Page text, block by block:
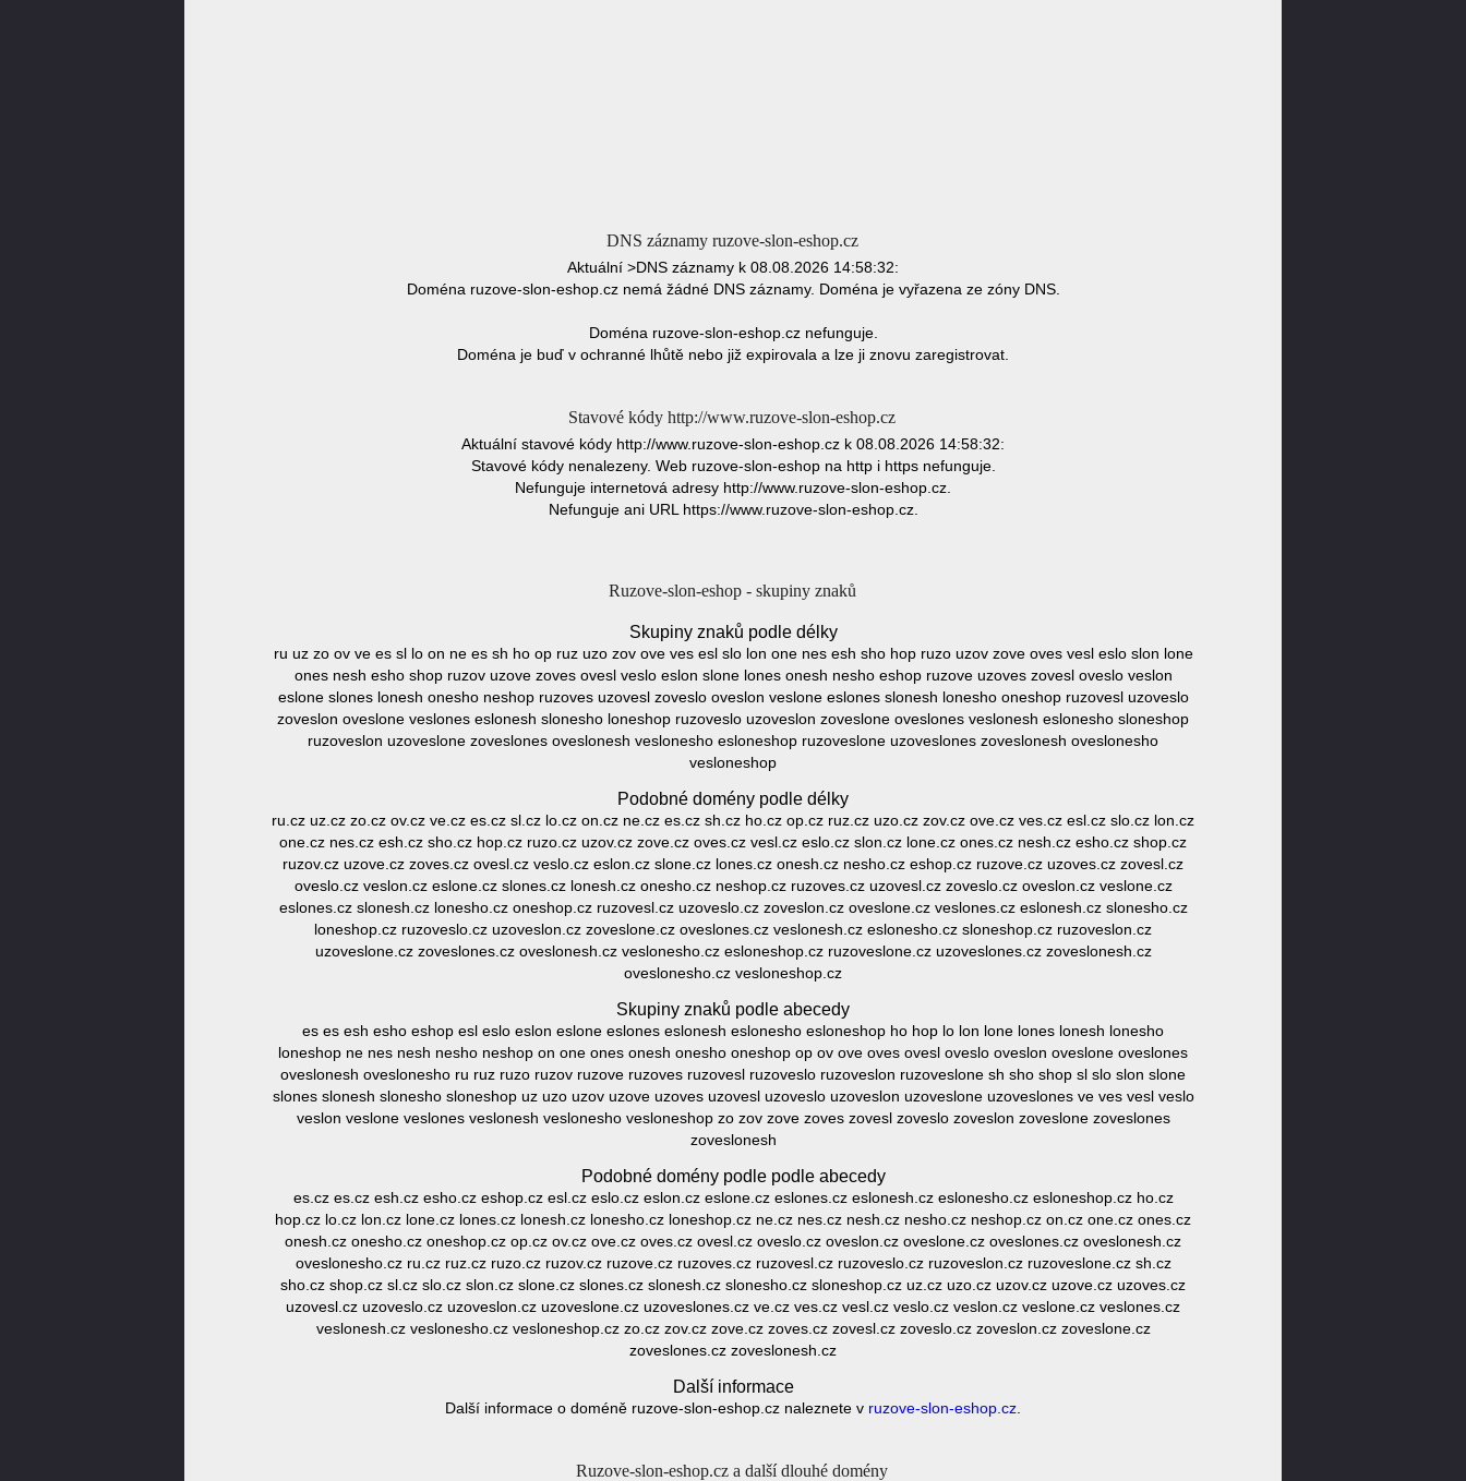
DNS záznamy ruzove-slon-eshop.cz
Aktuální >DNS záznamy k 08.08.2026 14:58:32:
Doména ruzove-slon-eshop.cz nemá žádné DNS záznamy. Doména je vyřazena ze zóny DNS.
Doména ruzove-slon-eshop.cz nefunguje.
Doména je buď v ochranné lhůtě nebo již expirovala a lze ji znovu zaregistrovat.
Stavové kódy http://www.ruzove-slon-eshop.cz
Aktuální stavové kódy http://www.ruzove-slon-eshop.cz k 08.08.2026 14:58:32:
Stavové kódy nenalezeny. Web ruzove-slon-eshop na http i https nefunguje.
Nefunguje internetová adresy http://www.ruzove-slon-eshop.cz.
Nefunguje ani URL https://www.ruzove-slon-eshop.cz.
Ruzove-slon-eshop - skupiny znaků
Skupiny znaků podle délky
ru uz zo ov ve es sl lo on ne es sh ho op ruz uzo zov ove ves esl slo lon one nes esh sho hop ruzo uzov zove oves vesl eslo slon lone
ones nesh esho shop ruzov uzove zoves ovesl veslo eslon slone lones onesh nesho eshop ruzove uzoves zovesl oveslo veslon
eslone slones lonesh onesho neshop ruzoves uzovesl zoveslo oveslon veslone eslones slonesh lonesho oneshop ruzovesl uzoveslo
zoveslon oveslone veslones eslonesh slonesho loneshop ruzoveslo uzoveslon zoveslone oveslones veslonesh eslonesho sloneshop
ruzoveslon uzoveslone zoveslones oveslonesh veslonesho esloneshop ruzoveslone uzoveslones zoveslonesh oveslonesho
vesloneshop
Podobné domény podle délky
ru.cz uz.cz zo.cz ov.cz ve.cz es.cz sl.cz lo.cz on.cz ne.cz es.cz sh.cz ho.cz op.cz ruz.cz uzo.cz zov.cz ove.cz ves.cz esl.cz slo.cz lon.cz
one.cz nes.cz esh.cz sho.cz hop.cz ruzo.cz uzov.cz zove.cz oves.cz vesl.cz eslo.cz slon.cz lone.cz ones.cz nesh.cz esho.cz shop.cz
ruzov.cz uzove.cz zoves.cz ovesl.cz veslo.cz eslon.cz slone.cz lones.cz onesh.cz nesho.cz eshop.cz ruzove.cz uzoves.cz zovesl.cz
oveslo.cz veslon.cz eslone.cz slones.cz lonesh.cz onesho.cz neshop.cz ruzoves.cz uzovesl.cz zoveslo.cz oveslon.cz veslone.cz
eslones.cz slonesh.cz lonesho.cz oneshop.cz ruzovesl.cz uzoveslo.cz zoveslon.cz oveslone.cz veslones.cz eslonesh.cz slonesho.cz
loneshop.cz ruzoveslo.cz uzoveslon.cz zoveslone.cz oveslones.cz veslonesh.cz eslonesho.cz sloneshop.cz ruzoveslon.cz
uzoveslone.cz zoveslones.cz oveslonesh.cz veslonesho.cz esloneshop.cz ruzoveslone.cz uzoveslones.cz zoveslonesh.cz
oveslonesho.cz vesloneshop.cz
Skupiny znaků podle abecedy
es es esh esho eshop esl eslo eslon eslone eslones eslonesh eslonesho esloneshop ho hop lo lon lone lones lonesh lonesho
loneshop ne nes nesh nesho neshop on one ones onesh onesho oneshop op ov ove oves ovesl oveslo oveslon oveslone oveslones
oveslonesh oveslonesho ru ruz ruzo ruzov ruzove ruzoves ruzovesl ruzoveslo ruzoveslon ruzoveslone sh sho shop sl slo slon slone
slones slonesh slonesho sloneshop uz uzo uzov uzove uzoves uzovesl uzoveslo uzoveslon uzoveslone uzoveslones ve ves vesl veslo
veslon veslone veslones veslonesh veslonesho vesloneshop zo zov zove zoves zovesl zoveslo zoveslon zoveslone zoveslones
zoveslonesh
Podobné domény podle podle abecedy
es.cz es.cz esh.cz esho.cz eshop.cz esl.cz eslo.cz eslon.cz eslone.cz eslones.cz eslonesh.cz eslonesho.cz esloneshop.cz ho.cz
hop.cz lo.cz lon.cz lone.cz lones.cz lonesh.cz lonesho.cz loneshop.cz ne.cz nes.cz nesh.cz nesho.cz neshop.cz on.cz one.cz ones.cz
onesh.cz onesho.cz oneshop.cz op.cz ov.cz ove.cz oves.cz ovesl.cz oveslo.cz oveslon.cz oveslone.cz oveslones.cz oveslonesh.cz
oveslonesho.cz ru.cz ruz.cz ruzo.cz ruzov.cz ruzove.cz ruzoves.cz ruzovesl.cz ruzoveslo.cz ruzoveslon.cz ruzoveslone.cz sh.cz
sho.cz shop.cz sl.cz slo.cz slon.cz slone.cz slones.cz slonesh.cz slonesho.cz sloneshop.cz uz.cz uzo.cz uzov.cz uzove.cz uzoves.cz
uzovesl.cz uzoveslo.cz uzoveslon.cz uzoveslone.cz uzoveslones.cz ve.cz ves.cz vesl.cz veslo.cz veslon.cz veslone.cz veslones.cz
veslonesh.cz veslonesho.cz vesloneshop.cz zo.cz zov.cz zove.cz zoves.cz zovesl.cz zoveslo.cz zoveslon.cz zoveslone.cz
zoveslones.cz zoveslonesh.cz
Další informace
Další informace o doméně ruzove-slon-eshop.cz naleznete v ruzove-slon-eshop.cz
Ruzove-slon-eshop.cz a další dlouhé domény